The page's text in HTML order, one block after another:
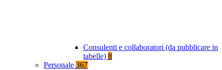
Consulenti e collaboratori (da pubblicare in
tabelle) 8
Personale 367